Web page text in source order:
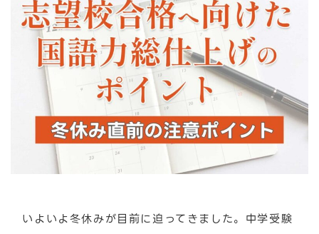
いよいよ冬休みが目前に迫ってきました。中学受験